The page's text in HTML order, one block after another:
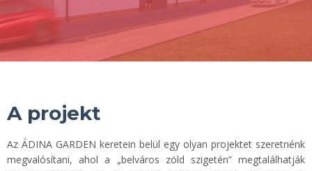
S
Z
A projekt
Az ÁDINA GARDEN keretein belül egy olyan projektet szeretnénk
megvalósítani, ahol a „belváros zöld szigetén” megtalálhatják